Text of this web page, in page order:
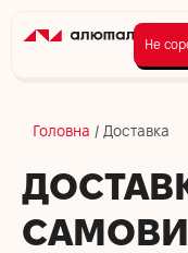
Не
Головна / Доставка